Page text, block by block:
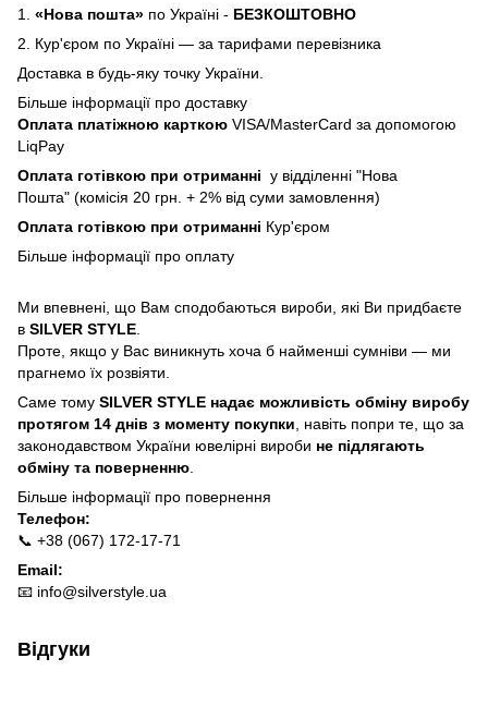
1. «Нова пошта» по Україні - БЕЗКОШТОВНО
2.
Кур'єром по Україні — за тарифами перевізника
Доставка в будь-яку точку України.
Більше інформації про доставку
Оплата платіжною карткою VISA/MasterCard за допомогою
LiqPay
Оплата готівкою при отриманні у відділенні "Нова
Пошта" (комісія 20 грн. + 2% від суми замовлення)
Оплата готівкою при отриманні Кур'єром
Більше інформації про оплату
Ми впевнені, що Вам сподобаються вироби, які Ви придбаєте
в SILVER STYLE
Проте, якщо у Вас виникнуть хоча б найменші сумніви — ми
прагнемо їх розвіяти.
Саме тому SILVER STYLE надає можливість обміну виробу
протягом 14 днів з моменту покупки , навіть попри те, що за
законодавством України ювелірні вироби не підлягають
обміну та поверненню
Більше інформації про повернення
Телефон:
📞 +38 (067) 172-17-71
Email:
📧 info@silverstyle.ua
Відгуки